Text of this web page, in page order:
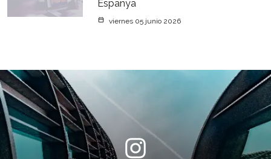
Espanya
viernes 05 junio 2026